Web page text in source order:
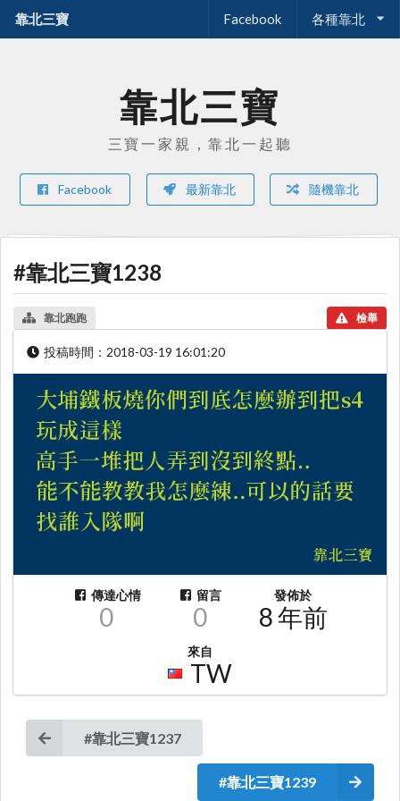
靠北三寶 Facebook 各種靠北
靠北三寶
三寶一家親，靠北一起聽
Facebook 最新靠北 隨機靠北
#靠北三寶1238
靠北跑跑 檢舉
投稿時間： 2018-03-19 16:01:20
傳達心情
0
留言
0
發佈於
8 年前
來自
TW
#靠北三寶1237
#靠北三寶1239